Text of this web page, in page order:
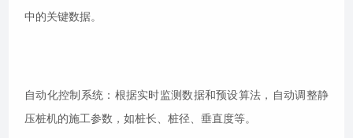
中的关键数据。
自动化控制系统：根据实时监测数据和预设算法，自动调整静
压桩机的施工参数，如桩长、桩径、垂直度等。